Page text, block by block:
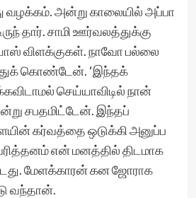
வழக்கம். அன்று காலையில் அப்பா
தார். சாமி ஊர்வலத்துக்கு
விளக்குகள். நாவோ பல்லை
கொண்டேன். ‘இந்தக்
செய்யாவிடில் நான்
சபதமிட்டேன். இந்தப்
கர்வத்தை ஒடுக்கி அனுப்ப
என் மனத்தில் திடமாக
மேளக்காரன் கன ஜோராக
வந்தான்.